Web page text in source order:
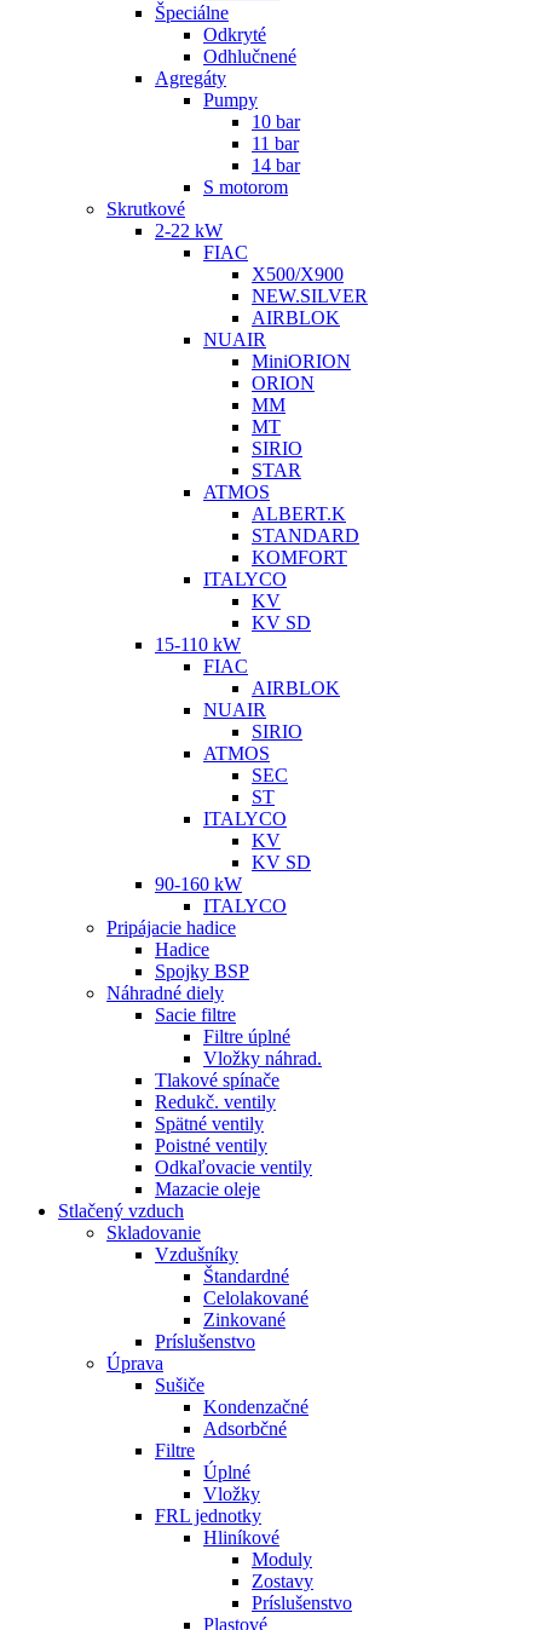
Špeciálne
Odkryté
Odhlučnené
Agregáty
Pumpy
10 bar
11 bar
14 bar
S motorom
Skrutkové
2-22 kW
FIAC
X500/X900
NEW.SILVER
AIRBLOK
NUAIR
MiniORION
ORION
MM
MT
SIRIO
STAR
ATMOS
ALBERT.K
STANDARD
KOMFORT
ITALYCO
KV
KV SD
15-110 kW
FIAC
AIRBLOK
NUAIR
SIRIO
ATMOS
SEC
ST
ITALYCO
KV
KV SD
90-160 kW
ITALYCO
Pripájacie hadice
Hadice
Spojky BSP
Náhradné diely
Sacie filtre
Filtre úplné
Vložky náhrad.
Tlakové spínače
Redukč. ventily
Spätné ventily
Poistné ventily
Odkaľovacie ventily
Mazacie oleje
Stlačený vzduch
Skladovanie
Vzdušníky
Štandardné
Celolakované
Zinkované
Príslušenstvo
Úprava
Sušiče
Kondenzačné
Adsorbčné
Filtre
Úplné
Vložky
FRL jednotky
Hliníkové
Moduly
Zostavy
Príslušenstvo
Plastové